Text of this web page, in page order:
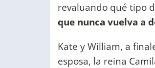
revaluando qué tipo
que nunca vuelva a
Kate y William, a
esposa, la reina